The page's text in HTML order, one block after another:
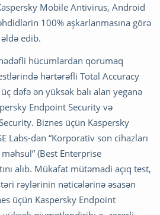
Mobile Antivirus, Android
100% aşkarlanmasına görə
edib.
hücumlardan qorumaq
hərtərəfli Total Accuracy
dəfə ən yüksək balı alan yeganə
Endpoint Security və
Biznes üçün Kaspersky
Labs-dan “Korporativ son cihazları
(Best Enterprise
alıb. Mükafat mütəmadi açıq test,
rəylərinin nəticələrinə əsasən
üçün Kaspersky Endpoint